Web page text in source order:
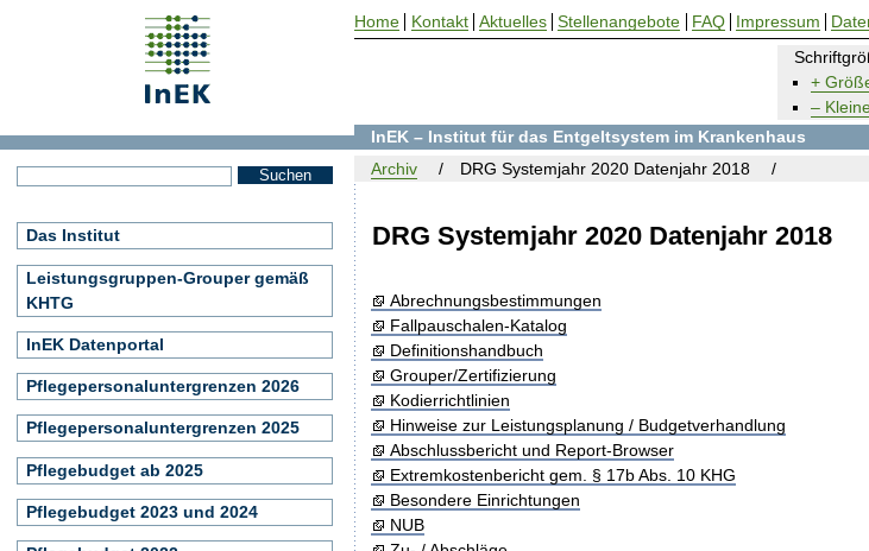
DRG Systemjahr 2020 Datenjahr 2018
+
–
Abrechnungsbestimmungen
Fallpauschalen-Katalog
Definitionshandbuch
Grouper/Zertifizierung
Kodierrichtlinien
Hinweise zur Leistungsplanung / Budgetverhandlung
Abschlussbericht und Report-Browser
Extremkostenbericht gem. § 17b Abs. 10 KHG
Besondere Einrichtungen
NUB
InEK – Institut für das Entgeltsystem im Krankenhaus
Archiv
DRG Systemjahr 2020 Datenjahr 2018
Das Institut
Leistungsgruppen-Grouper gemäß
KHTG
InEK Datenportal
Pflegepersonaluntergrenzen 2026
Pflegepersonaluntergrenzen 2025
Pflegebudget ab 2025
Pflegebudget 2023 und 2024
Home Kontakt Aktuelles Stellenangebote FAQ Impressum